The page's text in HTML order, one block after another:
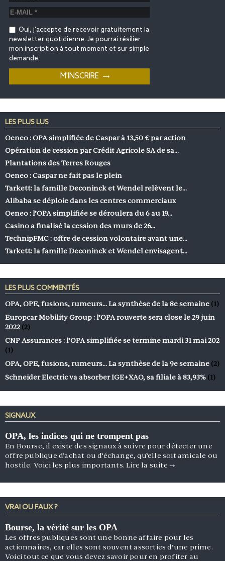
Oui, j'accepte de recevoir gratuitement la
newsletter quotidienne. Je pourrai résilier
mon inscription à tout moment et sur simple
demande.
LES PLUS LUS
Oeneo : OPA simplifiée de Caspar à 13,50 € par action
Opération de cession par Crédit Agricole SA de sa…
Plantations des Terres Rouges
Oeneo : Caspar ne fait pas le plein
Tarkett: la famille Deconinck et Wendel relèvent le…
Alibaba se déploie dans les centres commerciaux
Oeneo : l’OPA simplifiée se déroulera du 6 au 19…
Casino a finalisé la cession des murs de 26…
TechnipFMC : offre de cession volontaire avant une…
Tarkett: la famille Deconinck et Wendel envisagent…
LES PLUS COMMENTÉS
OPA, OPE, fusions, rumeurs… La synthèse de la 8e semaine (1)
Europcar Mobility Group : l’OPA rouverte sera close le 29 juin
2022 (2)
CNP Assurances : l’OPA simplifiée se termine mardi 31 mai 202
(1)
OPA, OPE, fusions, rumeurs… La synthèse de la 9e semaine (2)
Schneider Electric va absorber IGE+XAO, sa filiale à 83,93% (1)
SIGNAUX
OPA, les indices qui ne trompent pas
En Bourse, il existe des signaux à suivre pour détecter une
offre publique d’achat ou d’échange, qu’elle soit amicale ou
hostile. Voici les plus importants.Lire la suite →
VRAI OU FAUX ?
Bourse, la vérité sur les OPA
Les offres publiques sont une bonne affaire pour les
actionnaires, car elles sont souvent assorties d’une prime.
Voici tout ce que vous devez savoir pour en profiter au